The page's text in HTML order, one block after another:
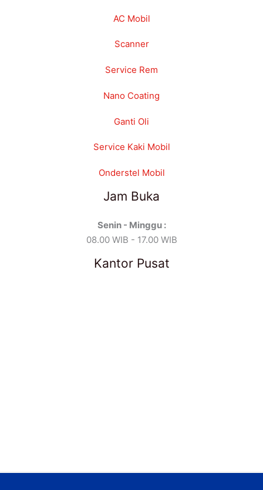
AC Mobil
Scanner
Service Rem
Nano Coating
Ganti Oli
Service Kaki Mobil
Onderstel Mobil
Jam Buka
Senin - Minggu :
08.00 WIB - 17.00 WIB
Kantor Pusat